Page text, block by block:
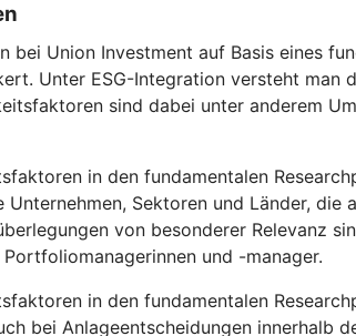
bei Union Investment auf Basis eines
Unter ESG-Integration versteht
sind dabei unter anderem
in den fundamentalen
Unternehmen, Sektoren und Länder,
von besonderer Relevanz
und -manager.
in den fundamentalen
bei Anlageentscheidungen innerhalb